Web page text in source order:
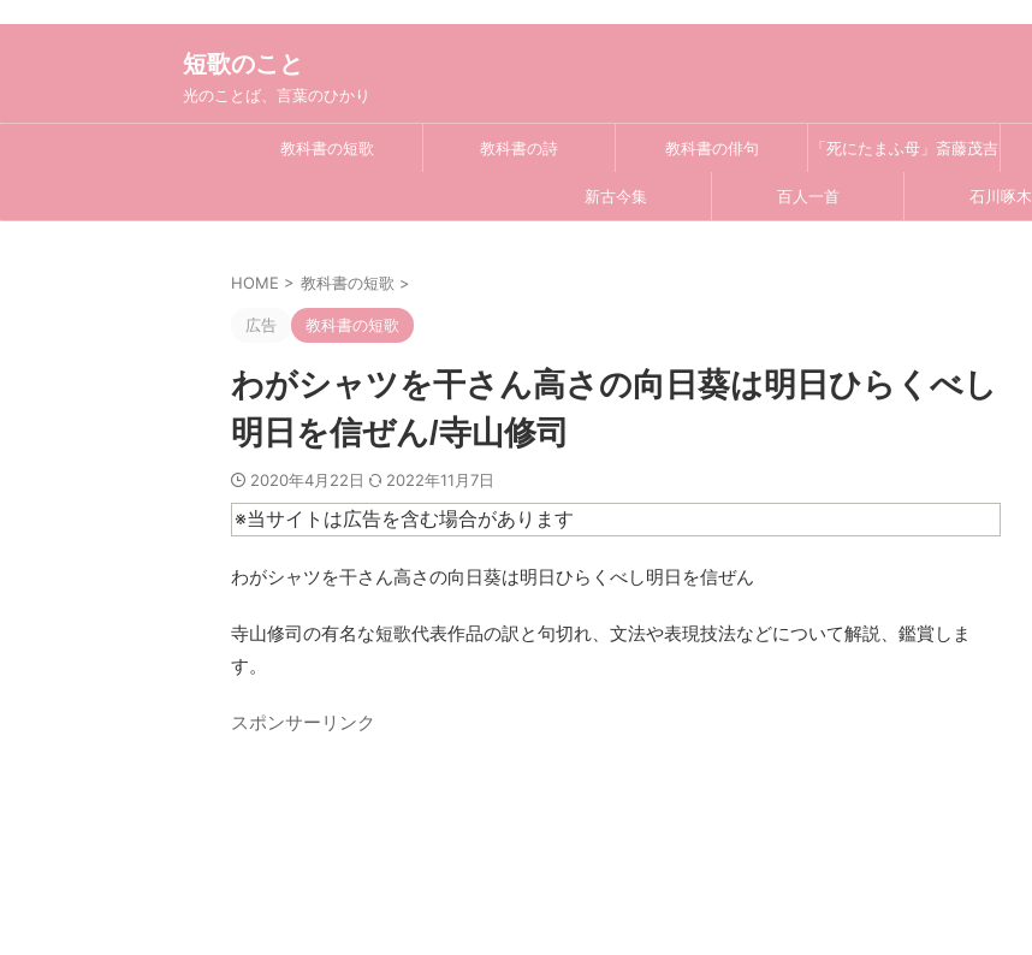
短歌のこと
光のことば、言葉のひかり
教科書の短歌 教科書の詩 教科書の俳句 「死にたまふ母」斎藤茂吉
新古今集 百人一首 石川啄木
HOME > 教科書の短歌 >
広告 教科書の短歌
わがシャツを干さん高さの向日葵は明日ひらくべし
明日を信ぜん/寺山修司
2020年4月22日 2022年11月7日
※当サイトは広告を含む場合があります
わがシャツを干さん高さの向日葵は明日ひらくべし明日を信ぜん
寺山修司の有名な短歌代表作品の訳と句切れ、文法や表現技法などについて解説、鑑賞しま
す。
スポンサーリンク